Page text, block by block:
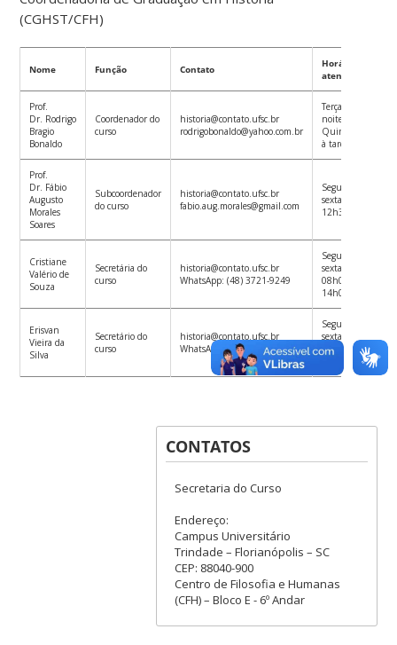
(CGHST/CFH)
Nome Função Contato
Horários de
atendimento
Prof.
Dr. Rodrigo
Bragio
Bonaldo
Coordenador do
curso
historia@contato.ufsc.br
rodrigobonaldo@yahoo.com.br
Terças-feira à
noite
Quintas-feira
à tarde
Prof.
Dr. Fábio
Augusto
Morales
Soares
Subcoordenador
do curso
historia@contato.ufsc.br
fabio.aug.morales@gmail.com
Segundas e
sextas após
12h30
Cristiane
Valério de
Souza
Secretária do
curso
historia@contato.ufsc.br
WhatsApp: (48) 3721-9249
Segunda a
sexta das
08h00 às
14h00
Erisvan
Vieira da
Silva
Secretário do
curso
historia@contato.ufsc.br
WhatsApp: (48) 3721-9249
Segunda a
sexta das
14h00 às
CONTATOS
Secretaria do Curso
Endereço:
Campus Universitário
Trindade – Florianópolis – SC
CEP: 88040-900
Centro de Filosofia e Humanas
(CFH) – Bloco E - 6º Andar